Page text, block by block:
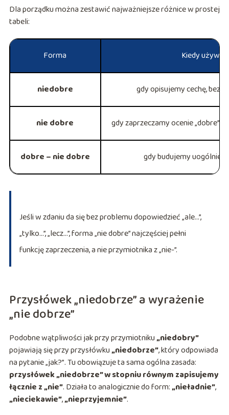
Dla porządku można zestawić najważniejsze różnice w prostej
tabeli:
Forma Kiedy
niedobre gdy opisujemy cechę, bez
nie dobre gdy zaprzeczamy ocenie „dobre”
dobre – nie dobre gdy budujemy
Jeśli w zdaniu da się bez problemu dopowiedzieć „ale…”,
„tylko…”, „lecz…”, forma „nie dobre” najczęściej pełni
funkcję zaprzeczenia, a nie przymiotnika z „nie-”.
Przysłówek „niedobrze” a wyrażenie
„nie dobrze”
Podobne wątpliwości jak przy przymiotniku„niedobry”
pojawiają się przy przysłówku„niedobrze”, który odpowiada
na pytanie„jak?”. Tu obowiązuje ta sama ogólna zasada:
przysłówek „niedobrze” w stopniu równym zapisujemy
łącznie z „nie”. Działa to analogicznie do form:„nieładnie”,
„nieciekawie”,„nieprzyjemnie”.